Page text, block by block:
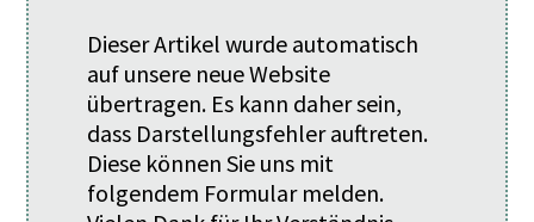
Dieser Artikel wurde automatisch
auf unsere neue Website
übertragen. Es kann daher sein,
dass Darstellungsfehler auftreten.
Diese können Sie uns mit
folgendem Formularmelden.